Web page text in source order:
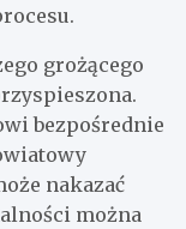
grożącego
bezpośrednie
nakazać
można